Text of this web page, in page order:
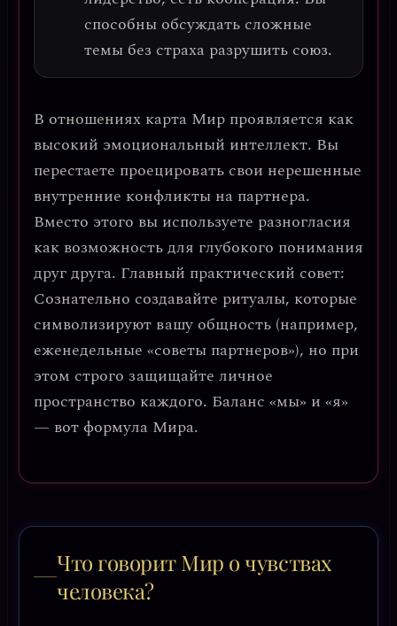
способны обсуждать сложные
темы без страха разрушить союз.
В отношениях карта Мир проявляется как
высокий эмоциональный интеллект. Вы
перестаете проецировать свои нерешенные
внутренние конфликты на партнера.
Вместо этого вы используете разногласия
как возможность для глубокого понимания
друг друга. Главный практический совет:
Сознательно создавайте ритуалы, которые
символизируют вашу общность (например,
еженедельные «советы партнеров»), но при
этом строго защищайте личное
пространство каждого. Баланс «мы» и «я»
— вот формула Мира.
Что говорит Мир о чувствах
человека?